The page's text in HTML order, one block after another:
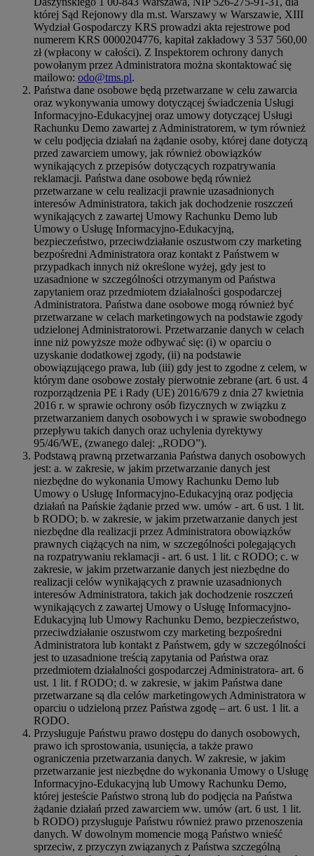
której Sąd Rejonowy dla m.st. Warszawy w Warszawie, XIII
Wydział Gospodarczy KRS prowadzi akta rejestrowe pod
numerem KRS 0000204776, kapitał zakładowy 3 537 560,00
zł (wpłacony w całości). Z Inspektorem ochrony danych
powołanym przez Administratora można skontaktować się
mailowo: odo@tms.pl.
Państwa dane osobowe będą przetwarzane w celu zawarcia
oraz wykonywania umowy dotyczącej świadczenia Usługi
Informacyjno-Edukacyjnej oraz umowy dotyczącej Usługi
Rachunku Demo zawartej z Administratorem, w tym również
w celu podjęcia działań na żądanie osoby, której dane dotyczą
przed zawarciem umowy, jak również obowiązków
wynikających z przepisów dotyczących rozpatrywania
reklamacji. Państwa dane osobowe będą również
przetwarzane w celu realizacji prawnie uzasadnionych
interesów Administratora, takich jak dochodzenie roszczeń
wynikających z zawartej Umowy Rachunku Demo lub
Umowy o Usługę Informacyjno-Edukacyjną,
bezpieczeństwo, przeciwdziałanie oszustwom czy marketing
bezpośredni Administratora oraz kontakt z Państwem w
przypadkach innych niż określone wyżej, gdy jest to
uzasadnione w szczególności otrzymanym od Państwa
zapytaniem oraz przedmiotem działalności gospodarczej
Administratora. Państwa dane osobowe mogą również być
przetwarzane w celach marketingowych na podstawie zgody
udzielonej Administratorowi. Przetwarzanie danych w celach
inne niż powyższe może odbywać się: (i) w oparciu o
uzyskanie dodatkowej zgody, (ii) na podstawie
obowiązującego prawa, lub (iii) gdy jest to zgodne z celem, w
którym dane osobowe zostały pierwotnie zebrane (art. 6 ust. 4
rozporządzenia PE i Rady (UE) 2016/679 z dnia 27 kwietnia
2016 r. w sprawie ochrony osób fizycznych w związku z
przetwarzaniem danych osobowych i w sprawie swobodnego
przepływu takich danych oraz uchylenia dyrektywy
95/46/WE, (zwanego dalej: „RODO”).
Podstawą prawną przetwarzania Państwa danych osobowych
jest: a. w zakresie, w jakim przetwarzanie danych jest
niezbędne do wykonania Umowy Rachunku Demo lub
Umowy o Usługę Informacyjno-Edukacyjną oraz podjęcia
działań na Pańskie żądanie przed ww. umów - art. 6 ust. 1 lit.
b RODO; b. w zakresie, w jakim przetwarzanie danych jest
niezbędne dla realizacji przez Administratora obowiązków
prawnych ciążących na nim, w szczególności polegających
na rozpatrywaniu reklamacji - art. 6 ust. 1 lit. c RODO; c. w
zakresie, w jakim przetwarzanie danych jest niezbędne do
realizacji celów wynikających z prawnie uzasadnionych
interesów Administratora, takich jak dochodzenie roszczeń
wynikających z zawartej Umowy o Usługę Informacyjno-
Edukacyjną lub Umowy Rachunku Demo, bezpieczeństwo,
przeciwdziałanie oszustwom czy marketing bezpośredni
Administratora lub kontakt z Państwem, gdy w szczególności
jest to uzasadnione treścią zapytania od Państwa oraz
przedmiotem działalności gospodarczej Administratora- art. 6
ust. 1 lit. f RODO; d. w zakresie, w jakim Państwa dane
przetwarzane są dla celów marketingowych Administratora w
oparciu o udzieloną przez Państwa zgodę – art. 6 ust. 1 lit. a
RODO.
Przysługuje Państwu prawo dostępu do danych osobowych,
prawo ich sprostowania, usunięcia, a także prawo
ograniczenia przetwarzania danych. W zakresie, w jakim
przetwarzanie jest niezbędne do wykonania Umowy o Usługę
Informacyjno-Edukacyjną lub Umowy Rachunku Demo,
której jesteście Państwo stroną lub do podjęcia na Państwa
żądanie działań przed zawarciem ww. umów (art. 6 ust. 1 lit.
b RODO) przysługuje Państwu również prawo przenoszenia
danych. W dowolnym momencie mogą Państwo wnieść
sprzeciw, z przyczyn związanych z Państwa szczególną